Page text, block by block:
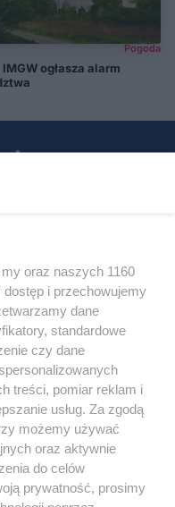
Pogoda
ogłasza alarm
oraz naszych 1160
i przechowujemy
dane
standardowe
czy dane
treści, pomiar reklam i
usług. Za zgodą
możemy używać
oraz aktywnie
do celów
prywatność, prosimy